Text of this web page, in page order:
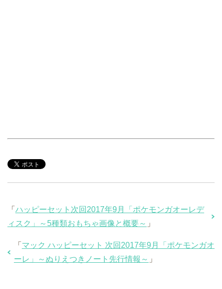
「 ハッピーセット次回2017年9月「ポケモンガオーレデ
ィスク」～5種類おもちゃ画像と概要～ 」
「 マック ハッピーセット 次回2017年9月「ポケモンガオ
ーレ」～ぬりえつきノート先行情報～ 」